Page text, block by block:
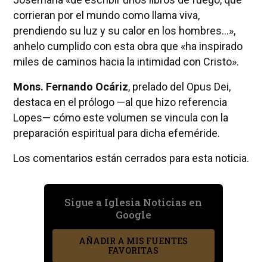
corrieran por el mundo como llama viva,
prendiendo su luz y su calor en los hombres…»,
anhelo cumplido con esta obra que «ha inspirado
miles de caminos hacia la intimidad con Cristo».
Mons. Fernando Ocáriz, prelado del Opus Dei,
destaca en el prólogo —al que hizo referencia
Lopes— cómo este volumen se vincula con la
preparación espiritual para dicha efeméride.
Los comentarios están cerrados para esta noticia.
Sigue a Iglesia Noticias en
Google
AÑADIR A MIS FUENTES
FAVORITAS